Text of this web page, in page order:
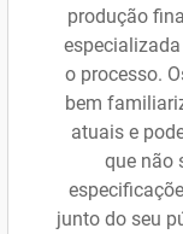
produção
o processo.
bem
atuais e
que não
junto do seu